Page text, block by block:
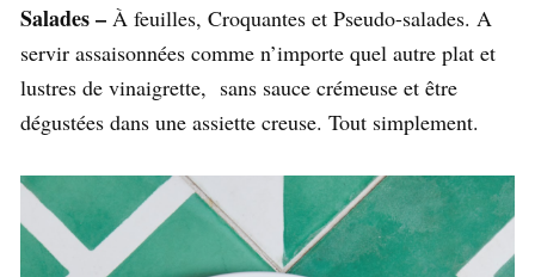
Salades – À feuilles, Croquantes et Pseudo-salades. A
servir assaisonnées comme n’importe quel autre plat et
lustres de vinaigrette, sans sauce crémeuse et être
dégustées dans une assiette creuse. Tout simplement.